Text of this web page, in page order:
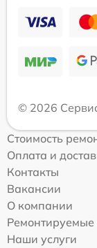
© 2026
Стоимость
Оплата и
Контакты
Вакансии
О компании
Ремонтируемые
Наши услуги